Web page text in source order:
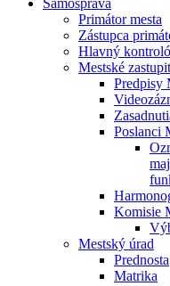
Samospráva
Primátor mesta
Zástupca
Hlavný
Mestské
Predpisy
Poslanci
Komisie
Mestský úrad
Prednosta
Matrika